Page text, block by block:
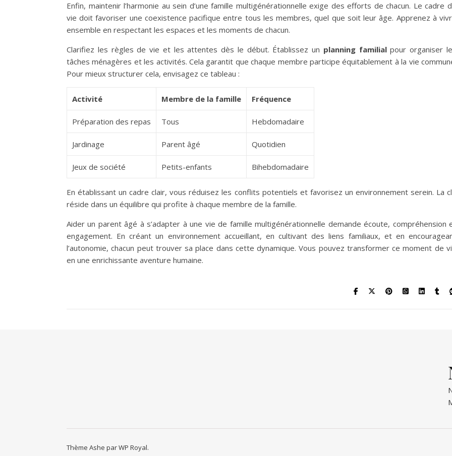
Enfin, maintenir l’harmonie au sein d’une famille multigénérationnelle exige des efforts de chacun. Le cadre
vie doit favoriser une coexistence pacifique entre tous les membres, quel que soit leur âge. Apprenez à
ensemble en respectant les espaces et les moments de chacun.
Clarifiez les règles de vie et les attentes dès le début. Établissez un planning familialpour organiser
tâches ménagères et les activités. Cela garantit que chaque membre participe équitablement à la vie
Pour mieux structurer cela, envisagez ce tableau :
Activité Membre de la famille Fréquence
Préparation des repas Tous Hebdomadaire
Jardinage Parent âgé Quotidien
Jeux de société Petits-enfants Bihebdomadaire
En établissant un cadre clair, vous réduisez les conflits potentiels et favorisez un environnement serein. La
réside dans un équilibre qui profite à chaque membre de la famille.
Aider un parent âgé à s’adapter à une vie de famille multigénérationnelle demande écoute, compréhension
engagement. En créant un environnement accueillant, en cultivant des liens familiaux, et en
l’autonomie, chacun peut trouver sa place dans cette dynamique. Vous pouvez transformer ce moment de
en une enrichissante aventure humaine.
Thème Ashe parWP Royal.